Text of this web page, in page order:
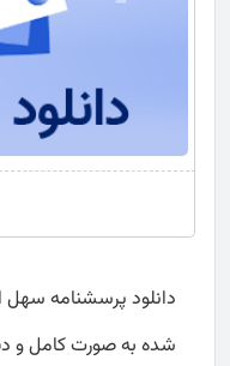
دانلود پرسشنامه سهل